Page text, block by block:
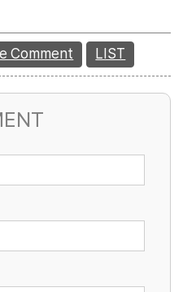
Comment LIST